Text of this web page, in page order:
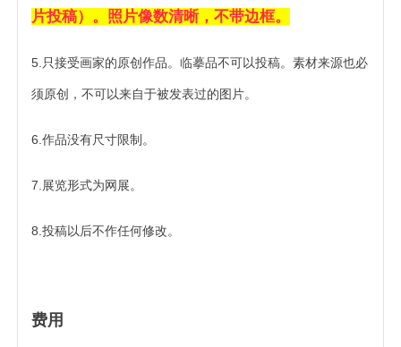
片投稿）。照片像数清晰，不带边框。
5.只接受画家的原创作品。临摹品不可以投稿。素材来源也必
须原创，不可以来自于被发表过的图片。
6.作品没有尺寸限制。
7.展览形式为网展。
8.投稿以后不作任何修改。
费用